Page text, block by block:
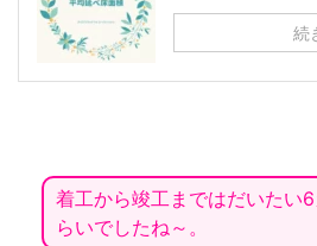
続
着工から竣工まではだいたい6
らいでしたね～。